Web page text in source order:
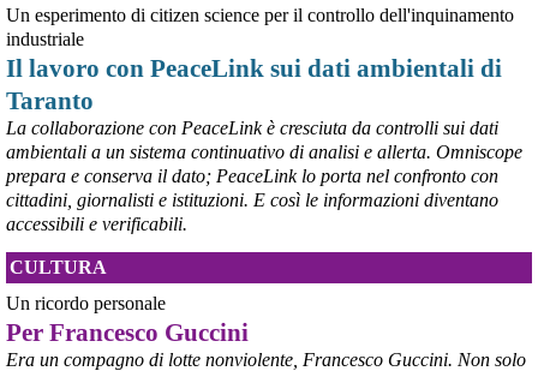
askanews.it/2026/08/05/ex-ilva
“Dal confronto con tutti gli attori e dai contributi raccolti il Governo
elaborerà, come concordato a Palazzo Chigi, un piano straordinario
per Taranto”, avrebbe detto il ministro Urso.
#Taranto #
@peacelink - 6/8/2026 21:50
corriereditaranto.it/2026/08/0
Aprendo i lavori, il ministro Urso ha sottolineato come il Governo
debba necessariamente prendere atto della decisione della Corte
d’Appello di Milano, ricordando che il provvedimento è già stato
inserito nella data room della procedura di vendita. “Alla luce del
nuovo scenario – ha spiegato – Jindal ha presentato una proposta
aggiornata sull’intero perimetro aziendale che tiene conto della
chiusura dell’area a caldo e che i commissari stanno valutando”.
#ILVA #Taranto
Un esperimento di citizen science per il controllo dell'inquinamento
industriale
Il lavoro con PeaceLink sui dati ambientali di
Taranto
La collaborazione con PeaceLink è cresciuta da controlli sui dati
ambientali a un sistema continuativo di analisi e allerta. Omniscope
prepara e conserva il dato; PeaceLink lo porta nel confronto con
cittadini, giornalisti e istituzioni. E così le informazioni diventano
accessibili e verificabili.
CULTURA
Un ricordo personale
Per Francesco Guccini
Era un compagno di lotte nonviolente, Francesco Guccini. Non solo